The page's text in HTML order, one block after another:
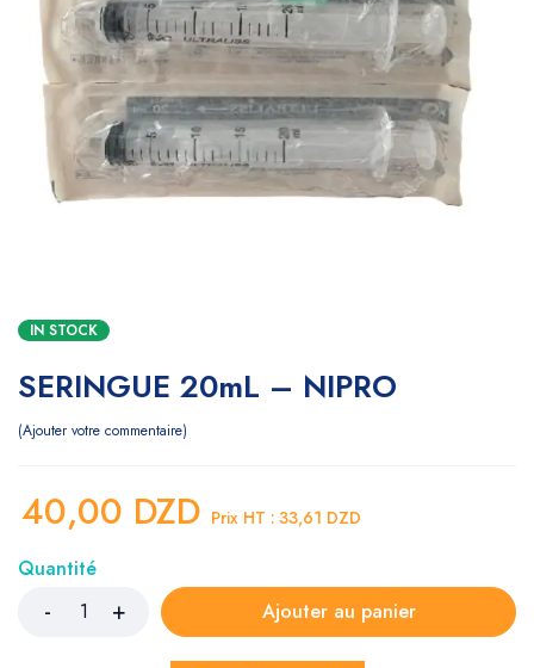
IN STOCK
SERINGUE 20mL – NIPRO
Ajouter votre commentaire
40,00 DZD Prix HT : 33,61 DZD
Quantité
Ajouter au panier